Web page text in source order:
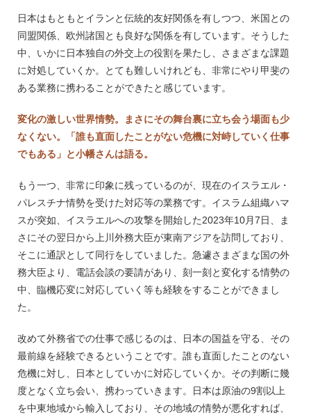
日本はもともとイランと伝統的友好関係を有しつつ、米国との
同盟関係、欧州諸国とも良好な関係を有しています。そうした
中、いかに日本独自の外交上の役割を果たし、さまざまな課題
に対処していくか。とても難しいけれども、非常にやり甲斐の
ある業務に携わることができたと感じています。
変化の激しい世界情勢。まさにその舞台裏に立ち会う場面も少
なくない。「誰も直面したことがない危機に対峙していく仕事
でもある」と小幡さんは語る。
もう一つ、非常に印象に残っているのが、現在のイスラエル・
パレスチナ情勢を受けた対応等の業務です。イスラム組織ハマ
スが突如、イスラエルへの攻撃を開始した2023年10月7日、ま
さにその翌日から上川外務大臣が東南アジアを訪問しており、
そこに通訳として同行をしていました。急遽さまざまな国の外
務大臣より、電話会談の要請があり、刻一刻と変化する情勢の
中、臨機応変に対応していく等も経験をすることができまし
た。
改めて外務省での仕事で感じるのは、日本の国益を守る、その
最前線を経験できるということです。誰も直面したことのない
危機に対し、日本としていかに対応していくか。その判断に幾
度となく立ち会い、携わっていきます。日本は原油の9割以上
を中東地域から輸入しており、その地域の情勢が悪化すれば、